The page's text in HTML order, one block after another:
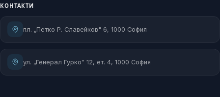
КОНТАКТИ
пл. „Петко Р. Славейков" 6, 1000 София
ул. „Генерал Гурко" 12, ет. 4, 1000 София